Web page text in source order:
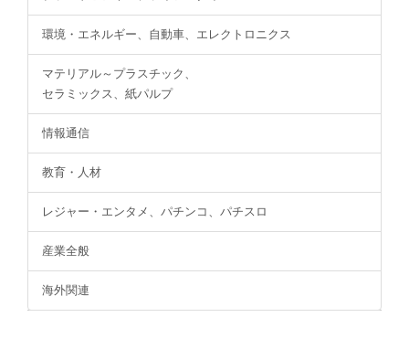
環境・エネルギー、自動車、エレクトロニクス
マテリアル～プラスチック、
セラミックス、紙パルプ
情報通信
教育・人材
レジャー・エンタメ、パチンコ、パチスロ
産業全般
海外関連